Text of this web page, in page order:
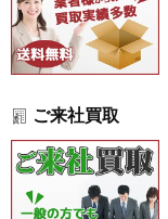
ご来社買取